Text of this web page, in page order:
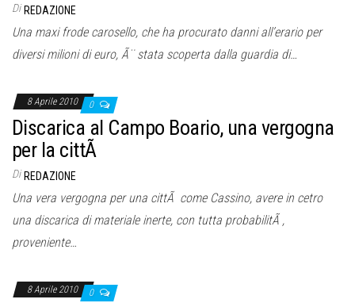
Di REDAZIONE
Una maxi frode carosello, che ha procurato danni all’erario per
diversi milioni di euro, Ã¨ stata scoperta dalla guardia di…
8 Aprile 2010 0
Discarica al Campo Boario, una vergogna
per la cittÃ
Di REDAZIONE
Una vera vergogna per una cittÃ come Cassino, avere in cetro
una discarica di materiale inerte, con tutta probabilitÃ ,
proveniente…
8 Aprile 2010 0